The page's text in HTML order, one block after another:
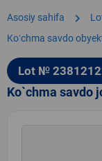
Asosiy sahifa chevron_right
Koʻchma savdo
Lot №
Ko`chma savdo